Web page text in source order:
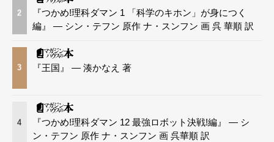
2
『つかめ!理科ダマン 1 「科学のキホン」が身につく
編』 — シン・テフン 原作 ナ・スンフン 画 呉 華順 訳
3 『王国』 — 湊かなえ 著
4
『つかめ!理科ダマン 12 最強ロボット決戦!編』 — シ
ン・テフン 原作 ナ・スンフン 画 呉華順 訳